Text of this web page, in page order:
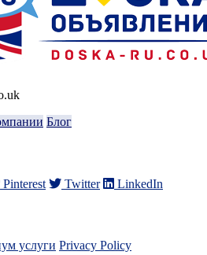
Блог
Pinterest Twitter LinkedIn
услуги Privacy Policy